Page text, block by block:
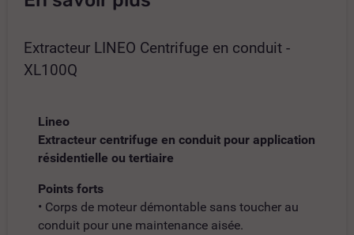
Extracteur LINEO Centrifuge en conduit -
XL100Q
Lineo
Extracteur centrifuge en conduit pour application
résidentielle ou tertiaire
Points forts
• Corps de moteur démontable sans toucher au
conduit pour une maintenance aisée.